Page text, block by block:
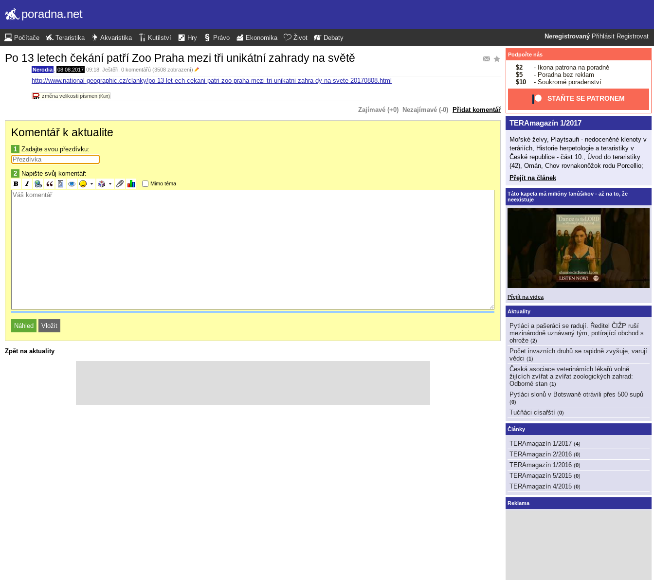
poradna.net
Neregistrovaný Přihlásit Registrovat
Počítače Teraristika Akvaristika Kutilství Hry Právo Ekonomika Život Debaty
Po 13 letech čekání patří Zoo Praha mezi tři unikátní zahrady na světě
Nerodia 08.08.2017 09:18 Ještěři , 0 komentářů (3508 zobrazení)
http://www.national-geographic.cz/clanky/po-13-let ech-cekani-patri-zoo-praha-mezi-tri-unikatni-zahra dy-na-svete-20170808.html
změna velikosti písmen (Kurt)
Zajímavé (+0) Nezajímavé (-0) Přidat komentář
Komentář k aktualite
1 Zadajte svou přezdívku:
2 Napište svůj komentář:
Mimo téma
Zpět na aktuality
Podpořte nás
$2
- Ikona patrona na poradně
$5
- Poradna bez reklam
$10
- Soukromé poradenství
STAŇTE SE PATRONEM
TERAmagazín 1/2017
Mořské želvy, Playtsauři - nedoceněné klenoty v
teráriích, Historie herpetologie a teraristiky v
České republice - část 10., Úvod do teraristiky
(42), Omán, Chov rovnakonôžok rodu Porcellio;
Přejít na článek
Táto kapela má milióny fanúšikov - až na to, že
neexistuje
Přejít na videa
Aktuality
Pytláci a pašeráci se radují. Ředitel ČIŽP ruší
mezinárodně uznávaný tým, potírající obchod s
ohrože (2)
Počet invazních druhů se rapidně zvyšuje, varují
vědci (1)
Česká asociace veterinárních lékařů volně
žijících zvířat a zvířat zoologických zahrad:
Odborné stan (1)
Pytláci slonů v Botswaně otrávili přes 500 supů
(0)
Tučňáci císařští (0)
Články
TERAmagazín 1/2017 (4)
TERAmagazín 2/2016 (0)
TERAmagazín 1/2016 (0)
TERAmagazín 5/2015 (0)
TERAmagazín 4/2015 (0)
Reklama